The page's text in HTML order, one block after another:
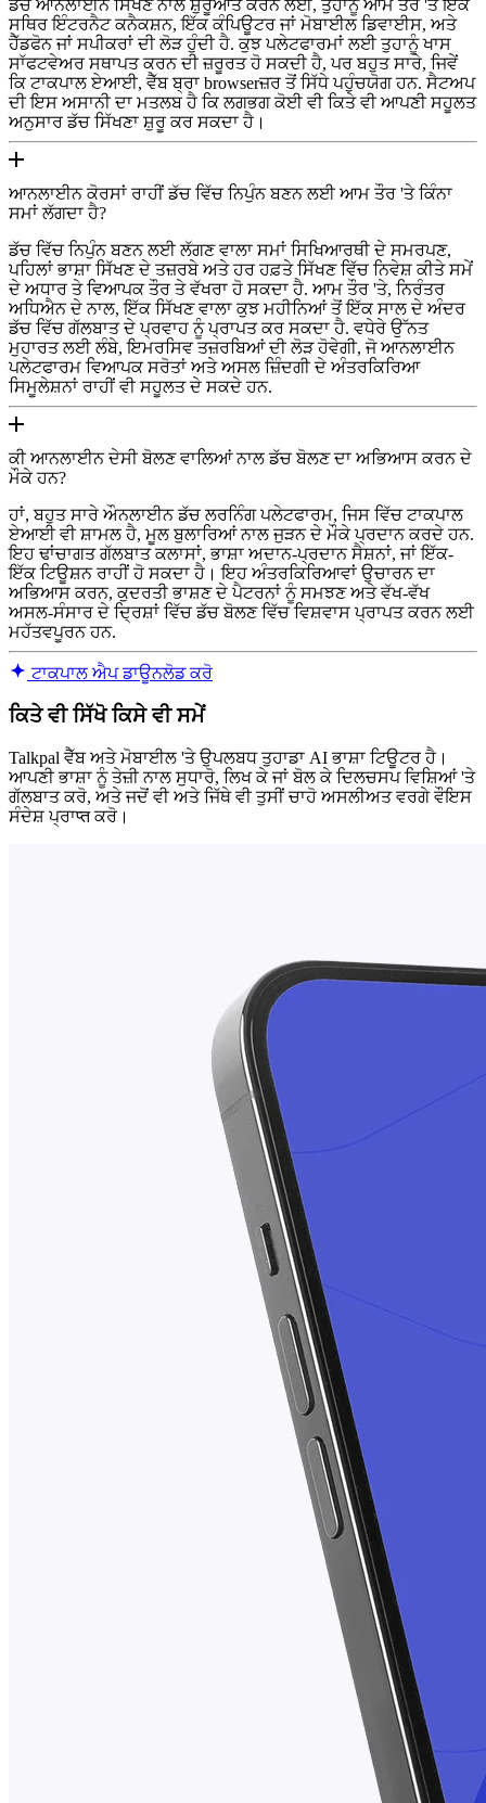
ਡੱਚ ਆਨਲਾਈਨ ਸਿੱਖਣ ਨਾਲ ਸ਼ੁਰੂਆਤ ਕਰਨ ਲਈ, ਤੁਹਾਨੂੰ ਆਮ ਤੌਰ 'ਤੇ ਇੱਕ
ਸਥਿਰ ਇੰਟਰਨੈਟ ਕਨੈਕਸ਼ਨ, ਇੱਕ ਕੰਪਿਊਟਰ ਜਾਂ ਮੋਬਾਈਲ ਡਿਵਾਈਸ, ਅਤੇ
ਹੈੱਡਫੋਨ ਜਾਂ ਸਪੀਕਰਾਂ ਦੀ ਲੋੜ ਹੁੰਦੀ ਹੈ. ਕੁਝ ਪਲੇਟਫਾਰਮਾਂ ਲਈ ਤੁਹਾਨੂੰ ਖਾਸ
ਸਾੱਫਟਵੇਅਰ ਸਥਾਪਤ ਕਰਨ ਦੀ ਜ਼ਰੂਰਤ ਹੋ ਸਕਦੀ ਹੈ, ਪਰ ਬਹੁਤ ਸਾਰੇ, ਜਿਵੇਂ
ਕਿ ਟਾਕਪਾਲ ਏਆਈ, ਵੈੱਬ ਬ੍ਰਾ browserਜ਼ਰ ਤੋਂ ਸਿੱਧੇ ਪਹੁੰਚਯੋਗ ਹਨ. ਸੈਟਅਪ
ਦੀ ਇਸ ਅਸਾਨੀ ਦਾ ਮਤਲਬ ਹੈ ਕਿ ਲਗਭਗ ਕੋਈ ਵੀ ਕਿਤੇ ਵੀ ਆਪਣੀ ਸਹੂਲਤ
ਅਨੁਸਾਰ ਡੱਚ ਸਿੱਖਣਾ ਸ਼ੁਰੂ ਕਰ ਸਕਦਾ ਹੈ।
ਆਨਲਾਈਨ ਕੋਰਸਾਂ ਰਾਹੀਂ ਡੱਚ ਵਿੱਚ ਨਿਪੁੰਨ ਬਣਨ ਲਈ ਆਮ ਤੌਰ 'ਤੇ ਕਿੰਨਾ
ਸਮਾਂ ਲੱਗਦਾ ਹੈ?
ਡੱਚ ਵਿੱਚ ਨਿਪੁੰਨ ਬਣਨ ਲਈ ਲੱਗਣ ਵਾਲਾ ਸਮਾਂ ਸਿਖਿਆਰਥੀ ਦੇ ਸਮਰਪਣ,
ਪਹਿਲਾਂ ਭਾਸ਼ਾ ਸਿੱਖਣ ਦੇ ਤਜ਼ਰਬੇ ਅਤੇ ਹਰ ਹਫ਼ਤੇ ਸਿੱਖਣ ਵਿੱਚ ਨਿਵੇਸ਼ ਕੀਤੇ ਸਮੇਂ
ਦੇ ਅਧਾਰ ਤੇ ਵਿਆਪਕ ਤੌਰ ਤੇ ਵੱਖਰਾ ਹੋ ਸਕਦਾ ਹੈ. ਆਮ ਤੌਰ 'ਤੇ, ਨਿਰੰਤਰ
ਅਧਿਐਨ ਦੇ ਨਾਲ, ਇੱਕ ਸਿੱਖਣ ਵਾਲਾ ਕੁਝ ਮਹੀਨਿਆਂ ਤੋਂ ਇੱਕ ਸਾਲ ਦੇ ਅੰਦਰ
ਡੱਚ ਵਿੱਚ ਗੱਲਬਾਤ ਦੇ ਪ੍ਰਵਾਹ ਨੂੰ ਪ੍ਰਾਪਤ ਕਰ ਸਕਦਾ ਹੈ. ਵਧੇਰੇ ਉੱਨਤ
ਮੁਹਾਰਤ ਲਈ ਲੰਬੇ, ਇਮਰਸਿਵ ਤਜ਼ਰਬਿਆਂ ਦੀ ਲੋੜ ਹੋਵੇਗੀ, ਜੋ ਆਨਲਾਈਨ
ਪਲੇਟਫਾਰਮ ਵਿਆਪਕ ਸਰੋਤਾਂ ਅਤੇ ਅਸਲ ਜ਼ਿੰਦਗੀ ਦੇ ਅੰਤਰਕਿਰਿਆ
ਸਿਮੂਲੇਸ਼ਨਾਂ ਰਾਹੀਂ ਵੀ ਸਹੂਲਤ ਦੇ ਸਕਦੇ ਹਨ.
ਕੀ ਆਨਲਾਈਨ ਦੇਸੀ ਬੋਲਣ ਵਾਲਿਆਂ ਨਾਲ ਡੱਚ ਬੋਲਣ ਦਾ ਅਭਿਆਸ ਕਰਨ ਦੇ
ਮੌਕੇ ਹਨ?
ਹਾਂ, ਬਹੁਤ ਸਾਰੇ ਔਨਲਾਈਨ ਡੱਚ ਲਰਨਿੰਗ ਪਲੇਟਫਾਰਮ, ਜਿਸ ਵਿੱਚ ਟਾਕਪਾਲ
ਏਆਈ ਵੀ ਸ਼ਾਮਲ ਹੈ, ਮੂਲ ਬੁਲਾਰਿਆਂ ਨਾਲ ਜੁੜਨ ਦੇ ਮੌਕੇ ਪ੍ਰਦਾਨ ਕਰਦੇ ਹਨ.
ਇਹ ਢਾਂਚਾਗਤ ਗੱਲਬਾਤ ਕਲਾਸਾਂ, ਭਾਸ਼ਾ ਅਦਾਨ-ਪ੍ਰਦਾਨ ਸੈਸ਼ਨਾਂ, ਜਾਂ ਇੱਕ-
ਇੱਕ ਟਿਊਸ਼ਨ ਰਾਹੀਂ ਹੋ ਸਕਦਾ ਹੈ। ਇਹ ਅੰਤਰਕਿਰਿਆਵਾਂ ਉਚਾਰਨ ਦਾ
ਅਭਿਆਸ ਕਰਨ, ਕੁਦਰਤੀ ਭਾਸ਼ਣ ਦੇ ਪੈਟਰਨਾਂ ਨੂੰ ਸਮਝਣ ਅਤੇ ਵੱਖ-ਵੱਖ
ਅਸਲ-ਸੰਸਾਰ ਦੇ ਦ੍ਰਿਸ਼ਾਂ ਵਿੱਚ ਡੱਚ ਬੋਲਣ ਵਿੱਚ ਵਿਸ਼ਵਾਸ ਪ੍ਰਾਪਤ ਕਰਨ ਲਈ
ਮਹੱਤਵਪੂਰਨ ਹਨ.
ਟਾਕਪਾਲ ਐਪ ਡਾਊਨਲੋਡ ਕਰੋ
ਕਿਤੇ ਵੀ ਸਿੱਖੋ ਕਿਸੇ ਵੀ ਸਮੇਂ
Talkpal ਵੈੱਬ ਅਤੇ ਮੋਬਾਈਲ 'ਤੇ ਉਪਲਬਧ ਤੁਹਾਡਾ AI ਭਾਸ਼ਾ ਟਿਊਟਰ ਹੈ।
ਆਪਣੀ ਭਾਸ਼ਾ ਨੂੰ ਤੇਜ਼ੀ ਨਾਲ ਸੁਧਾਰੋ, ਲਿਖ ਕੇ ਜਾਂ ਬੋਲ ਕੇ ਦਿਲਚਸਪ ਵਿਸ਼ਿਆਂ 'ਤੇ
ਗੱਲਬਾਤ ਕਰੋ, ਅਤੇ ਜਦੋਂ ਵੀ ਅਤੇ ਜਿੱਥੇ ਵੀ ਤੁਸੀਂ ਚਾਹੋ ਅਸਲੀਅਤ ਵਰਗੇ ਵੌਇਸ
ਸੰਦੇਸ਼ ਪ੍ਰਾप्त ਕਰੋ।